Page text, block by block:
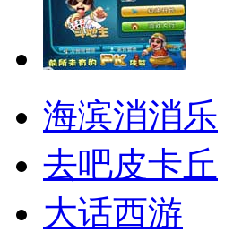
海滨消消乐
去吧皮卡丘
大话西游